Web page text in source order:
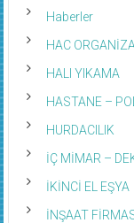
Haberler
HAC
HALI YIKAMA
HASTANE –
HURDACILIK
İÇ MİMAR –
İKİNCİ EL EŞYA
İNŞAAT